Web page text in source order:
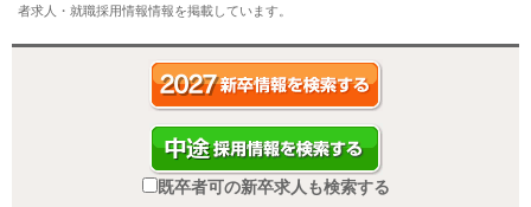
者求人・就職採用情報情報を掲載しています。
既卒者可の新卒求人も検索する